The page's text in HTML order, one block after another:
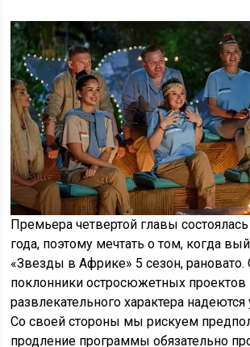
Премьера четвертой главы
года, поэтому мечтать о том, когда
«Звезды в Африке» 5 сезон, рановато.
поклонники остросюжетных проектов
развлекательного характера
Со своей стороны мы рискуем
продление программы обязательно